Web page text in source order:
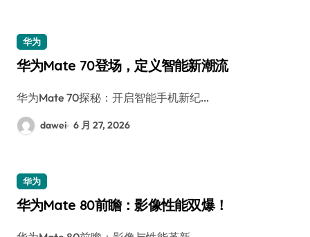
华为
华为Mate 70登场，定义智能新潮流
华为Mate 70探秘：开启智能手机新纪…
dawei 6 月 27, 2026
华为
华为Mate 80前瞻：影像性能双爆！